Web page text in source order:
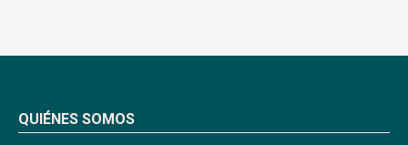
QUIÉNES SOMOS